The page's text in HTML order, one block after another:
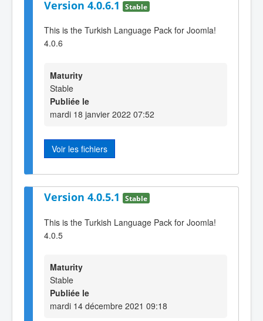
Version 4.0.6.1 Stable
This is the Turkish Language Pack for Joomla!
4.0.6
Maturity
Stable
Publiée le
mardi 18 janvier 2022 07:52
Voir les fichiers
Version 4.0.5.1 Stable
This is the Turkish Language Pack for Joomla!
4.0.5
Maturity
Stable
Publiée le
mardi 14 décembre 2021 09:18